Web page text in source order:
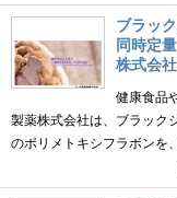
ブラッ
同時定
株式会社
健康食品
製薬株式会社は、ブラック
のポリメトキシフラボン